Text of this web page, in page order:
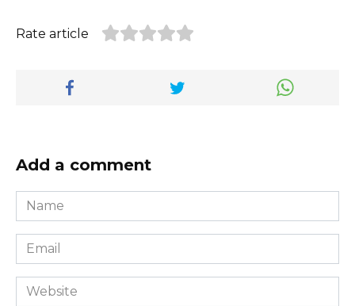
Rate article
Add a comment
Name
*
Email
*
Website